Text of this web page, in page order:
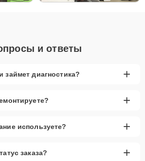
и ответы
займет диагностика? +
+
используете? +
заказа? +